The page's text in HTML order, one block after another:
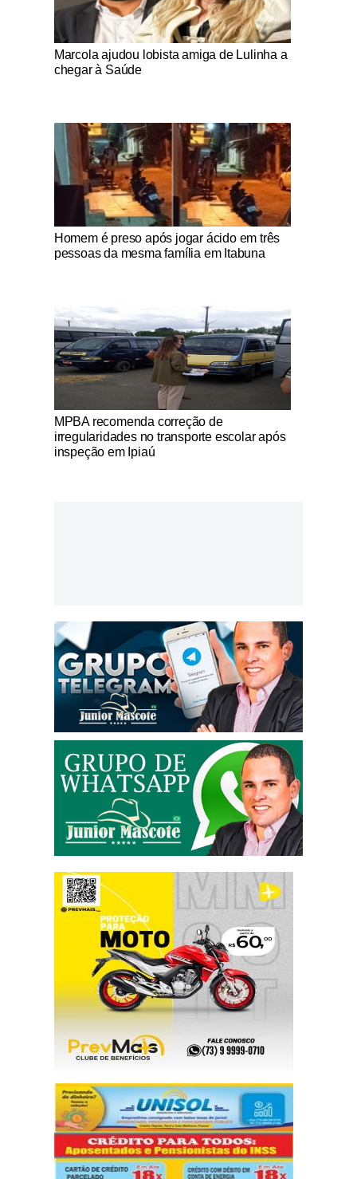
Notícias Católicas
Marcola ajudou lobista amiga de Lulinha a
chegar à Saúde
Notícias Católicas
Homem é preso após jogar ácido em três
pessoas da mesma família em Itabuna
Notícias Católicas
MPBA recomenda correção de
irregularidades no transporte escolar após
inspeção em Ipiaú